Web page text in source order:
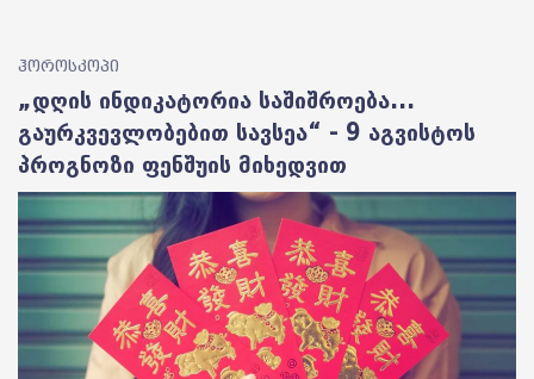
ჰოროსკოპი
„დღის ინდიკატორია საშიშროება...
გაურკვევლობებით სავსეა“ - 9 აგვისტოს
პროგნოზი ფენშუის მიხედვით